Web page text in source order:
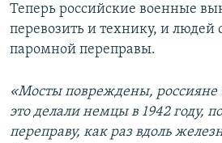
Теперь российские военные
перевозить и технику, и
паромной переправы.
«Мосты повреждены, россияне
это делали немцы в 1942 году,
переправу, как раз вдоль